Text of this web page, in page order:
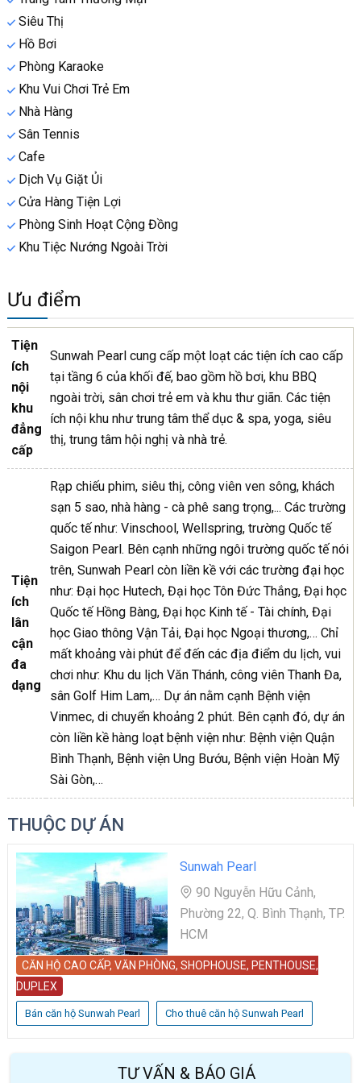
Siêu Thị
Hồ Bơi
Phòng Karaoke
Khu Vui Chơi Trẻ Em
Nhà Hàng
Sân Tennis
Cafe
Dịch Vụ Giặt Ủi
Cửa Hàng Tiện Lợi
Phòng Sinh Hoạt Cộng Đồng
Khu Tiệc Nướng Ngoài Trời
Ưu điểm
Tiện
ích
nội
khu
đẳng
cấp
Sunwah Pearl cung cấp một loạt các tiện ích cao cấp
tại tầng 6 của khối đế, bao gồm hồ bơi, khu BBQ
ngoài trời, sân chơi trẻ em và khu thư giãn. Các tiện
ích nội khu như trung tâm thể dục & spa, yoga, siêu
thị, trung tâm hội nghị và nhà trẻ.
Tiện
ích
lân
cận
đa
dạng
Rạp chiếu phim, siêu thị, công viên ven sông, khách
sạn 5 sao, nhà hàng - cà phê sang trọng,... Các trường
quốc tế như: Vinschool, Wellspring, trường Quốc tế
Saigon Pearl. Bên cạnh những ngôi trường quốc tế nói
trên, Sunwah Pearl còn liền kề với các trường đại học
như: Đại học Hutech, Đại học Tôn Đức Thắng, Đại học
Quốc tế Hồng Bàng, Đại học Kinh tế - Tài chính, Đại
học Giao thông Vận Tải, Đại học Ngoại thương,… Chỉ
mất khoảng vài phút để đến các địa điểm du lịch, vui
chơi như: Khu du lịch Văn Thánh, công viên Thanh Đa,
sân Golf Him Lam,… Dự án nằm cạnh Bệnh viện
Vinmec, di chuyển khoảng 2 phút. Bên cạnh đó, dự án
còn liền kề hàng loạt bệnh viện như: Bệnh viện Quận
Bình Thạnh, Bệnh viện Ung Bướu, Bệnh viện Hoàn Mỹ
Sài Gòn,…
THUỘC DỰ ÁN
Sunwah Pearl
90 Nguyễn Hữu Cảnh,
Phường 22, Q. Bình Thạnh, TP.
HCM
CĂN HỘ CAO CẤP, VĂN PHÒNG, SHOPHOUSE, PENTHOUSE,
DUPLEX
Bán căn hộ Sunwah Pearl Cho thuê căn hộ Sunwah Pearl
TƯ VẤN & BÁO GIÁ